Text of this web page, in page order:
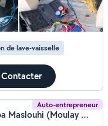
de lave-vaisselle
Contacter
Auto-entrepreneur
Moulay Abdeltif Bouragba Maslouhi (Moulay BOURAGBA MASLOUHI)